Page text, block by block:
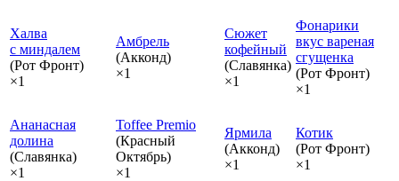
Халва
с миндалем
(Рот Фронт)
×1
Амбрель
(Акконд)
×1
Сюжет
кофейный
(Славянка)
×1
Фонарики
вкус вареная
сгущенка
(Рот Фронт)
×1
Ананасная
долина
(Славянка)
×1
Toffee Premio
(Красный
Октябрь)
×1
Ярмила
(Акконд)
×1
Котик
(Рот Фронт)
×1